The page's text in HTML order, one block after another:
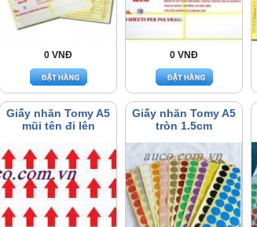
0 VNĐ 0 VNĐ
Giấy nhãn Tomy A5
mũi tên đi lên
Giấy nhãn Tomy A5
tròn 1.5cm